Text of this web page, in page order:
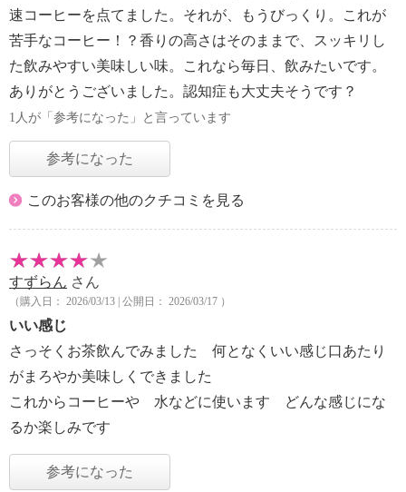
速コーヒーを点てました。それが、もうびっくり。これが
苦手なコーヒー！？香りの高さはそのままで、スッキリし
た飲みやすい美味しい味。これなら毎日、飲みたいです。
ありがとうございました。認知症も大丈夫そうです？
1人が「参考になった」と言っています
参考になった
このお客様の他のクチコミを見る
すずらん さん
（購入日： 2026/03/13 | 公開日： 2026/03/17 ）
いい感じ
さっそくお茶飲んでみました 何となくいい感じ口あたり
がまろやか美味しくできました
これからコーヒーや 水などに使います どんな感じにな
るか楽しみです
参考になった